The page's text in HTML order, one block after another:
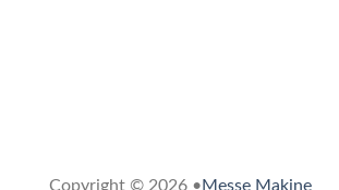
Copyright © 2026 •Messe Makine